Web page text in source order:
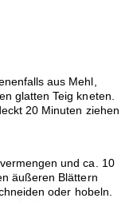
aus Mehl,
glatten Teig kneten.
20 Minuten ziehen
und ca. 10
äußeren Blättern
oder hobeln.